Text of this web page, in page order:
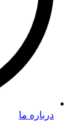
درباره ما